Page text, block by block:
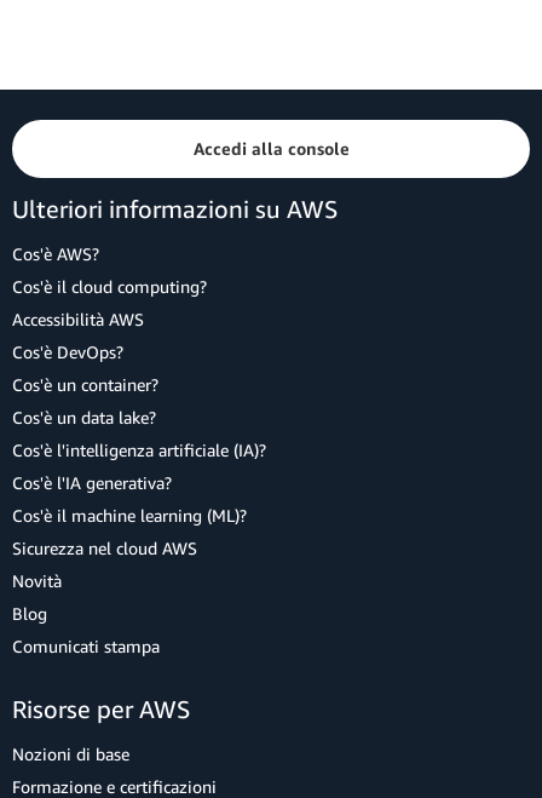
Accedi alla console
Ulteriori informazioni su AWS
Cos'è AWS?
Cos'è il cloud computing?
Accessibilità AWS
Cos'è DevOps?
Cos'è un container?
Cos'è un data lake?
Cos'è l'intelligenza artificiale (IA)?
Cos'è l'IA generativa?
Cos'è il machine learning (ML)?
Sicurezza nel cloud AWS
Novità
Blog
Comunicati stampa
Risorse per AWS
Nozioni di base
Formazione e certificazioni